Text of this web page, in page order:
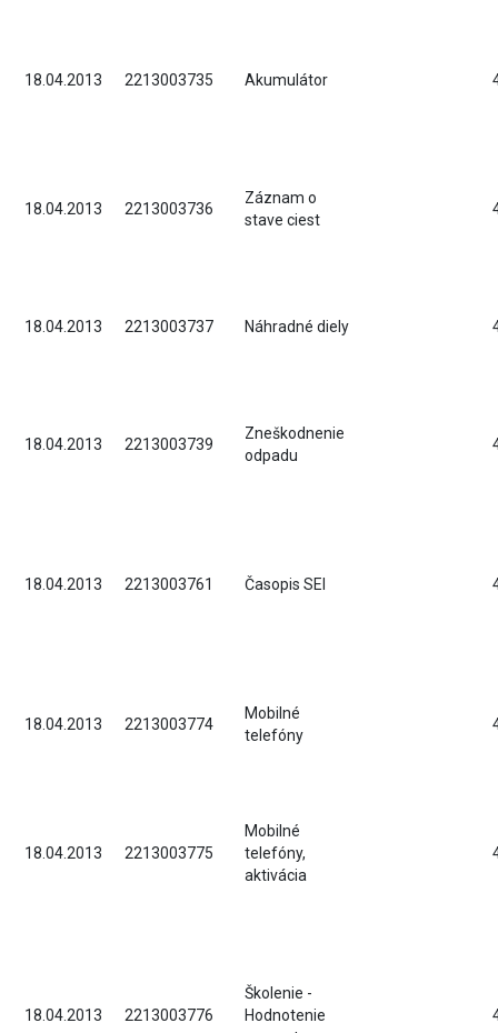
18.04.2013 2213003735 Akumulátor
18.04.2013 2213003736
Záznam o
stave ciest
18.04.2013 2213003737 Náhradné diely
18.04.2013 2213003739
Zneškodnenie
odpadu
18.04.2013 2213003761 Časopis SEI
18.04.2013 2213003774
Mobilné
telefóny
18.04.2013 2213003775
Mobilné
telefóny,
aktivácia
18.04.2013 2213003776
Školenie -
Hodnotenie